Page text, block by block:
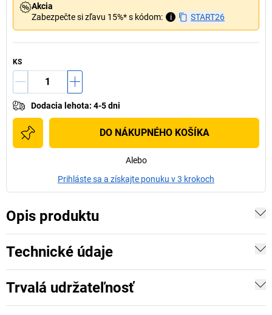
Akcia
Zabezpečte si zľavu 15%* s kódom:
i START26
KS
Dodacia lehota: 4-5 dni
DO NÁKUPNÉHO KOŠÍKA
Alebo
Prihláste sa a získajte ponuku v 3 krokoch
Opis produktu
Technické údaje
Trvalá udržateľnosť